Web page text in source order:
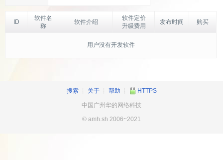
ID
软件名
称
软件介绍
软件定价
升级费用
发布时间 购买
用户没有开发软件
搜索┊ 关于┊ 帮助 HTTPS
中国广州华的网络科技
© amh.sh 2006~2021